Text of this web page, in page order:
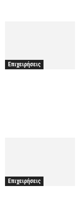
Επιχειρήσεις
Επιχειρήσεις